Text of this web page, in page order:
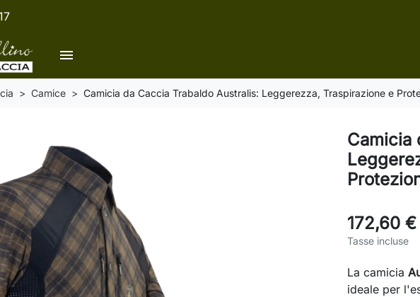
menu
Camice Camicia da Caccia Trabaldo Australis: Leggerezza, Traspirazione e
Camicia
172,60 €
Tasse incluse
La camicia
ideale per